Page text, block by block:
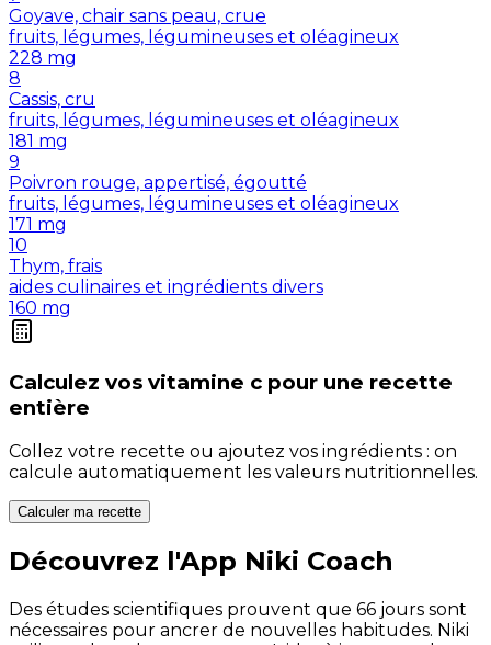
Goyave, chair sans peau, crue
fruits, légumes, légumineuses et oléagineux
228 mg
8
Cassis, cru
fruits, légumes, légumineuses et oléagineux
181 mg
9
Poivron rouge, appertisé, égoutté
fruits, légumes, légumineuses et oléagineux
171 mg
10
Thym, frais
aides culinaires et ingrédients divers
160 mg
Calculez vos vitamine c pour une recette
entière
Collez votre recette ou ajoutez vos ingrédients : on
calcule automatiquement les valeurs nutritionnelles.
Calculer ma recette
Découvrez l'App Niki Coach
Des études scientifiques prouvent que 66 jours sont
nécessaires pour ancrer de nouvelles habitudes. Niki